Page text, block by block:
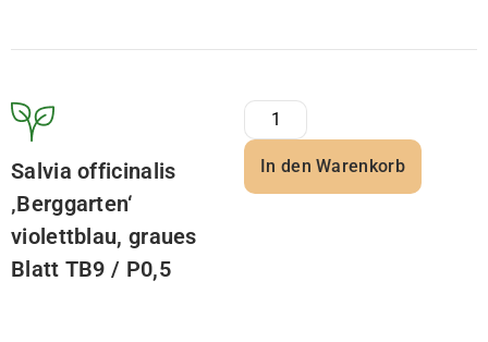
Salvia officinalis
‚Berggarten‘
violettblau, graues
Blatt TB9 / P0,5
In den Warenkorb